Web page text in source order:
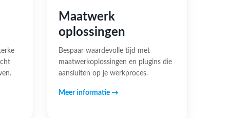
Maatwerk
oplossingen
Bespaar waardevolle tijd met
maatwerkoplossingen en plugins die
aansluiten op je werkproces.
Meer informatie →